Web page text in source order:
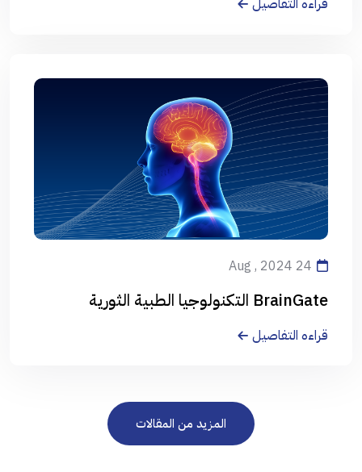
قراءه التفاصيل
24 Aug , 2024
BrainGate التكنولوجيا الطبية الثورية
قراءه التفاصيل
المزيد من المقالات